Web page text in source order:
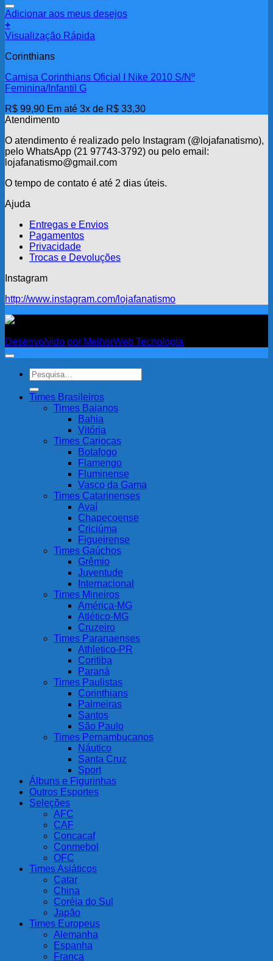
Adicionar aos meus desejos
+
Visualização Rápida
Corinthians
Camisa Corinthians Oficial I Nike 2010 S/Nº
Feminina/Infantil G
R$ 99,90 Em até 3x de R$ 33,30
Atendimento
O atendimento é realizado pelo Instagram (@lojafanatismo),
pelo WhatsApp (21 97743-3792) ou pelo email:
lojafanatismo@gmail.com
O tempo de contato é até 2 dias úteis.
Ajuda
Entregas e Envios
Pagamentos
Privacidade
Trocas e Devoluções
Instagram
http://www.instagram.com/lojafanatismo
Desenvolvido por MelhorWeb Tecnologia
Pesquisar
por:
Times Brasileiros
Times Baianos
Bahia
Vitória
Times Cariocas
Botafogo
Flamengo
Fluminense
Vasco da Gama
Times Catarinenses
Avaí
Chapecoense
Criciúma
Figueirense
Times Gaúchos
Grêmio
Juventude
Internacional
Times Mineiros
América-MG
Atlético-MG
Cruzeiro
Times Paranaenses
Athletico-PR
Coritiba
Paraná
Times Paulistas
Corinthians
Palmeiras
Santos
São Paulo
Times Pernambucanos
Náutico
Santa Cruz
Sport
Álbuns e Figurinhas
Outros Esportes
Seleções
AFC
CAF
Concacaf
Conmebol
OFC
Times Asiáticos
Catar
China
Coréia do Sul
Japão
Times Europeus
Alemanha
Espanha
França